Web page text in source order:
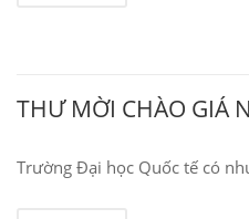
THƯ MỜI CHÀO GIÁ
Trường Đại học Quốc tế có